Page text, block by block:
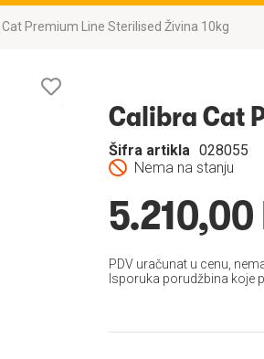
Premium Line Sterilised Živina 10kg
želja
Calibra Cat
Nema na stanju
Šifra artikla 028055
5.210,00
PDV uračunat u cenu,
Isporuka porudžbina koje